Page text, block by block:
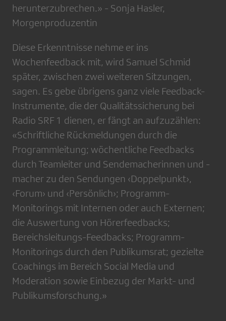
herunterzubrechen.» - Sonja Hasler,
Morgenproduzentin
Diese Erkenntnisse nehme er ins
Wochenfeedback mit, wird Samuel Schmid
später, zwischen zwei weiteren Sitzungen,
sagen. Es gebe übrigens ganz viele Feedback-
Instrumente, die der Qualitätssicherung bei
Radio SRF 1 dienen, er fängt an aufzuzählen:
«Schriftliche Rückmeldungen durch die
Programmleitung; wöchentliche Feedbacks
durch Teamleiter und Sendemacherinnen und -
macher zu den Sendungen ‹Doppelpunkt›,
‹Forum› und ‹Persönlich›; Programm-
Monitorings mit Internen oder auch Externen;
die Auswertung von Hörerfeedbacks;
Bereichsleitungs-Feedbacks; Programm-
Monitorings durch den Publikumsrat; gezielte
Coachings im Bereich Social Media und
Moderation sowie Einbezug der Markt- und
Publikumsforschung.»